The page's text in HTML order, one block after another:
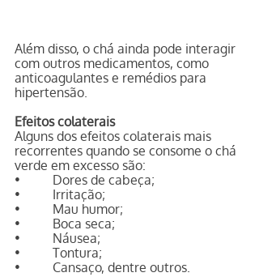
Além disso, o chá ainda pode interagir
com outros medicamentos, como
anticoagulantes e remédios para
hipertensão.
Efeitos colaterais
Alguns dos efeitos colaterais mais
recorrentes quando se consome o chá
verde em excesso são:
•          Dores de cabeça;
•          Irritação;
•          Mau humor;
•          Boca seca;
•          Náusea;
•          Tontura;
•          Cansaço, dentre outros.